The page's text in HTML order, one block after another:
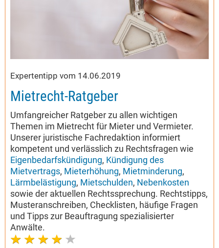
Expertentipp vom 14.06.2019
Mietrecht-Ratgeber
Umfangreicher Ratgeber zu allen wichtigen
Themen im Mietrecht für Mieter und Vermieter.
Unserer juristische Fachredaktion informiert
kompetent und verlässlich zu Rechtsfragen wie
Eigenbedarfskündigung, Kündigung des
Mietvertrags, Mieterhöhung, Mietminderung,
Lärmbelästigung, Mietschulden, Nebenkosten
sowie der aktuellen Rechtssprechung. Rechtstipps,
Musteranschreiben, Checklisten, häufige Fragen
und Tipps zur Beauftragung spezialisierter
Anwälte.